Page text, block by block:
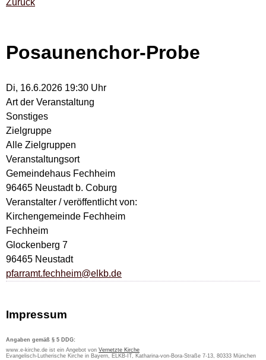
Zurück
Posaunenchor-Probe
Di, 16.6.2026 19:30 Uhr
Art der Veranstaltung
Sonstiges
Zielgruppe
Alle Zielgruppen
Veranstaltungsort
Gemeindehaus Fechheim
96465 Neustadt b. Coburg
Veranstalter / veröffentlicht von:
Kirchengemeinde Fechheim
Fechheim
Glockenberg 7
96465 Neustadt
pfarramt.fechheim@elkb.de
Impressum
Angaben gemäß § 5 DDG:
www.e-kirche.de ist ein Angebot von Vernetzte Kirche
Evangelisch-Lutherische Kirche in Bayern, ELKB-IT, Katharina-von-Bora-Straße 7-13, 80333 München